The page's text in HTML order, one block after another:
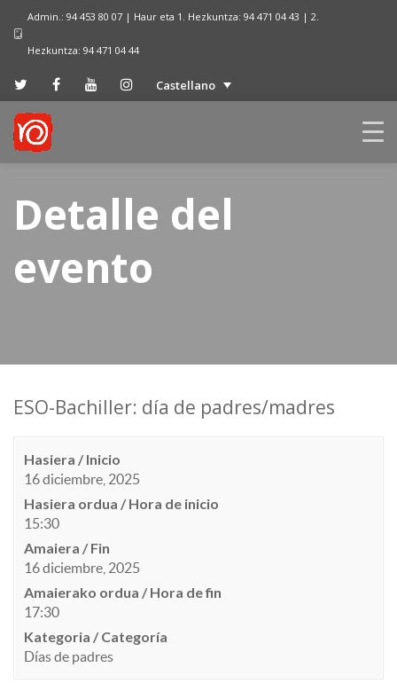
Admin.: 94 453 80 07 | Haur eta 1. Hezkuntza: 94 471 04 43 | 2.
Hezkuntza: 94 471 04 44
Castellano
Detalle del
evento
ESO-Bachiller: día de padres/madres
Hasiera / Inicio
16 diciembre, 2025
Hasiera ordua / Hora de inicio
15:30
Amaiera / Fin
16 diciembre, 2025
Amaierako ordua / Hora de fin
17:30
Kategoria / Categoría
Días de padres